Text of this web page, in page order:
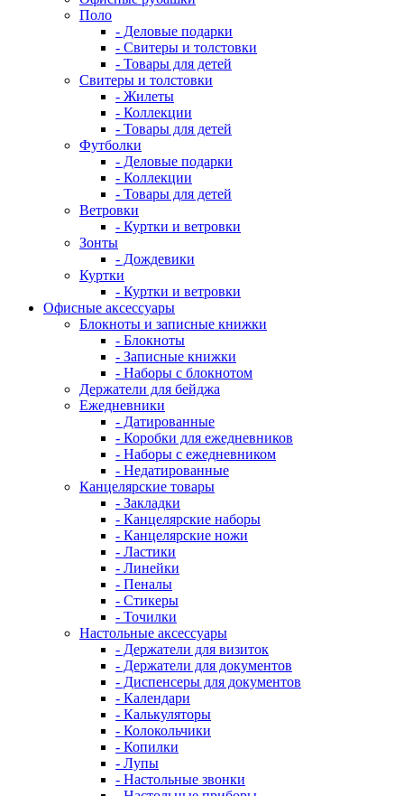
Поло
- Деловые подарки
- Свитеры и толстовки
- Товары для детей
Свитеры и толстовки
- Жилеты
- Коллекции
- Товары для детей
Футболки
- Деловые подарки
- Коллекции
- Товары для детей
Ветровки
- Куртки и ветровки
Зонты
- Дождевики
Куртки
- Куртки и ветровки
Офисные аксессуары
Блокноты и записные книжки
- Блокноты
- Записные книжки
- Наборы с блокнотом
Держатели для бейджа
Ежедневники
- Датированные
- Коробки для ежедневников
- Наборы с ежедневником
- Недатированные
Канцелярские товары
- Закладки
- Канцелярские наборы
- Канцелярские ножи
- Ластики
- Линейки
- Пеналы
- Стикеры
- Точилки
Настольные аксессуары
- Держатели для визиток
- Держатели для документов
- Диспенсеры для документов
- Календари
- Калькуляторы
- Колокольчики
- Копилки
- Лупы
- Настольные звонки